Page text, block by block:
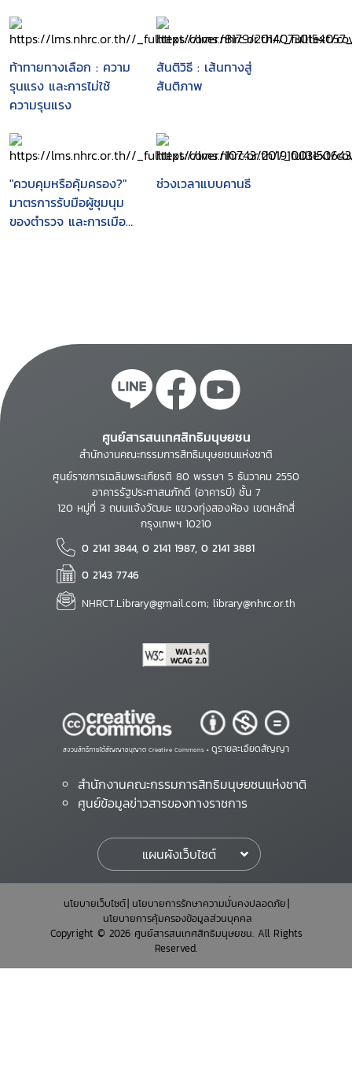
ท้าทายทางเลือก : ความ
รุนแรง และการไม่ใช้
ความรุนแรง
สันติวิธี : เส้นทางสู่
สันติภาพ
"ควบคุมหรือคุ้มครอง?"
มาตรการรับมือผู้ชุมนุม
ของตำรวจ และการเมือง
ช่วงเวลาแบบคานธี
ศูนย์สารสนเทศสิทธิมนุษยชน
สำนักงานคณะกรรมการสิทธิมนุษยชนแห่งชาติ
ศูนย์ราชการเฉลิมพระเกียรติ 80 พรรษา 5 ธันวาคม 2550
อาคารรัฐประศาสนภักดี (อาคารบี) ชั้น 7
120 หมู่ที่ 3 ถนนแจ้งวัฒนะ แขวงทุ่งสองห้อง เขตหลักสี่
กรุงเทพฯ 10210
0 2141 3844, 0 2141 1987, 0 2141 3881
0 2143 7746
NHRCT.Library@gmail.com; library@nhrc.or.th
สงวนสิทธิ์ภายใต้สัญญาอนุญาต Creative Commons • ดูรายละเอียดสัญญา
สำนักงานคณะกรรมการสิทธิมนุษยชนแห่งชาติ
ศูนย์ข้อมูลข่าวสารของทางราชการ
แผนผังเว็บไซต์
นโยบายเว็บไซต์ นโยบายการรักษาความมั่นคงปลอดภัย
นโยบายการคุ้มครองข้อมูลส่วนบุคคล
Copyright © 2026 ศูนย์สารสนเทศสิทธิมนุษยชน. All Rights
Reserved.